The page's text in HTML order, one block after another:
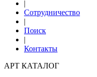
|
Сотрудничество
|
Поиск
|
Контакты
АРТ КАТАЛОГ